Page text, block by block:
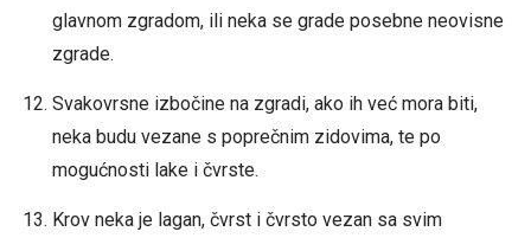
glavnom zgradom, ili neka se grade posebne neovisne
zgrade.
Svakovrsne izbočine na zgradi, ako ih već mora biti,
neka budu vezane s poprečnim zidovima, te po
mogućnosti lake i čvrste.
Krov neka je lagan, čvrst i čvrsto vezan sa svim